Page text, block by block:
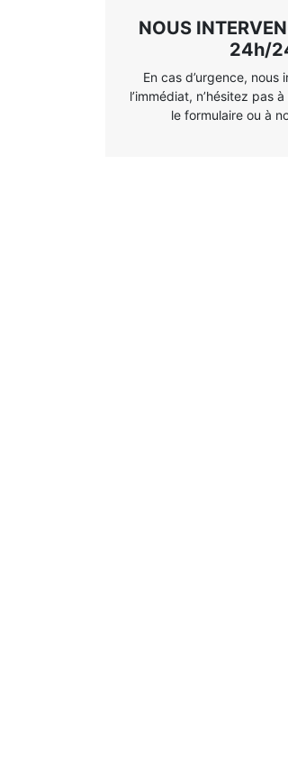
NOUS
24h/
En cas d’urgence, nous
l’immédiat, n’hésitez pas
le formulaire ou à